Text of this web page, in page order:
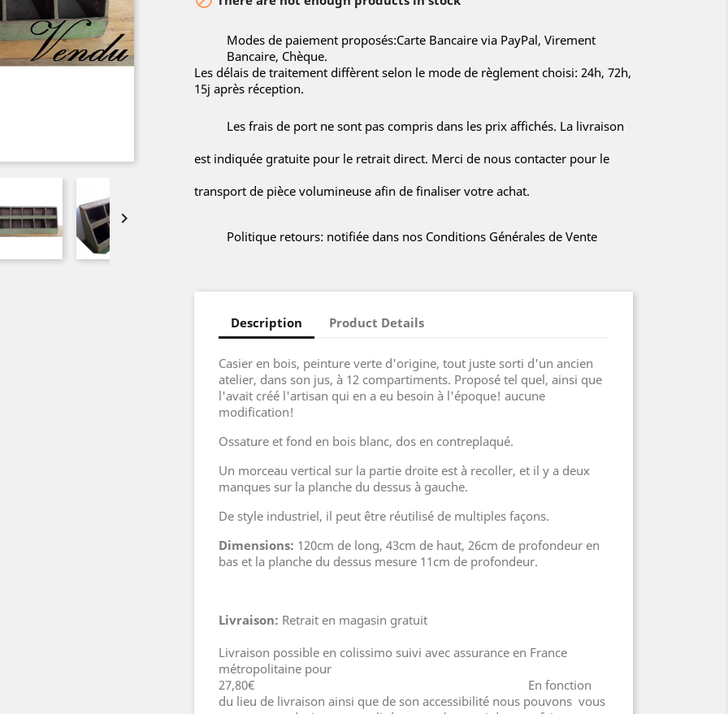

Modes de paiement proposés:Carte Bancaire via PayPal, Virement
Bancaire, Chèque.
Les délais de traitement diffèrent selon le mode de règlement choisi: 24h, 72h,
15j après réception.
Les frais de port ne sont pas compris dans les prix affichés. La livraison
est indiquée gratuite pour le retrait direct. Merci de nous contacter pour le
transport de pièce volumineuse afin de finaliser votre achat.
Politique retours: notifiée dans nos Conditions Générales de Vente
Description Product Details
Casier en bois, peinture verte d'origine, tout juste sorti d'un ancien
atelier, dans son jus, à 12 compartiments. Proposé tel quel, ainsi que
l'avait créé l'artisan qui en a eu besoin à l'époque! aucune
modification!
Ossature et fond en bois blanc, dos en contreplaqué.
Un morceau vertical sur la partie droite est à recoller, et il y a deux
manques sur la planche du dessus à gauche.
De style industriel, il peut être réutilisé de multiples façons.
Dimensions: 120cm de long, 43cm de haut, 26cm de profondeur en
bas et la planche du dessus mesure 11cm de profondeur.
Livraison: Retrait en magasin gratuit
Livraison possible en colissimo suivi avec assurance en France
métropolitaine pour
27,80€ En fonction
du lieu de livraison ainsi que de son accessibilité nous pouvons vous